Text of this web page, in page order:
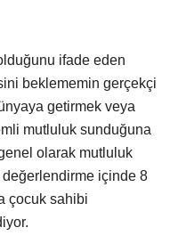
ifade eden
beklememin gerçekçi
getirmek veya
mutluluk sunduğuna
olarak mutluluk
değerlendirme içinde 8
çocuk sahibi